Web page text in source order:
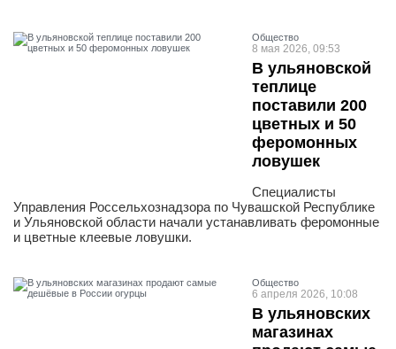
Общество
8 мая 2026, 09:53
В ульяновской
теплице
поставили 200
цветных и 50
феромонных
ловушек
Специалисты
Управления Россельхознадзора по Чувашской Республике
и Ульяновской области начали устанавливать феромонные
и цветные клеевые ловушки.
Общество
6 апреля 2026, 10:08
В ульяновских
магазинах